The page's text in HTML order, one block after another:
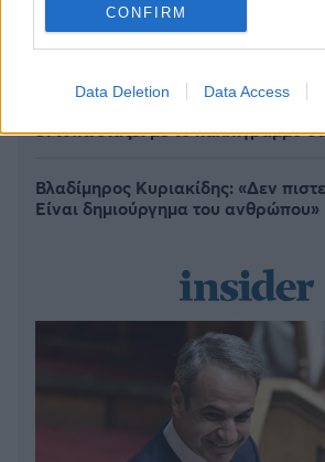
CONFIRM
Data Deletion Data Access
Ο χορηγός στη νέα φανέλα του
Έλληνες να απορούν
εντυπωσιάζει με το καλλίγραμμο
Βλαδίμηρος Κυριακίδης: «Δεν
Είναι δημιούργημα του ανθρώπου»